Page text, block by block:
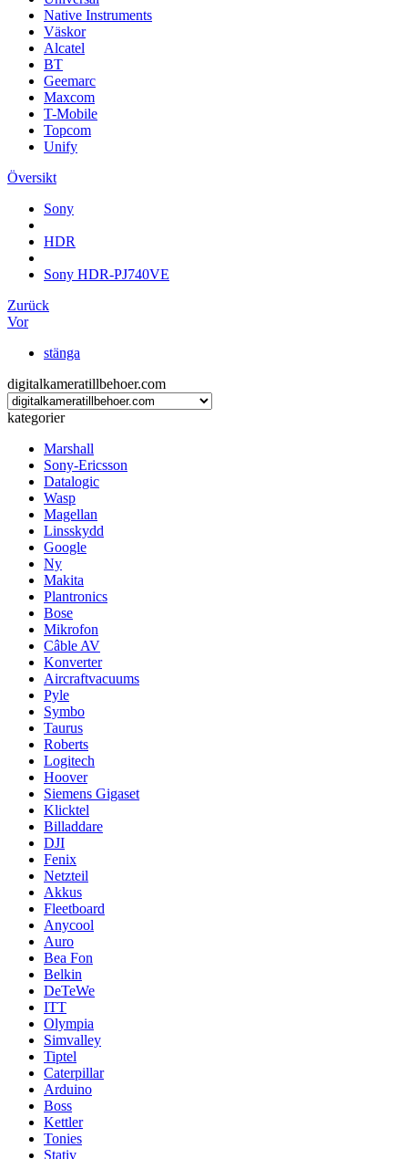
Native Instruments
Väskor
Alcatel
BT
Geemarc
Maxcom
T-Mobile
Topcom
Unify
Översikt
Sony
HDR
Sony HDR-PJ740VE
Zurück
Vor
stänga
digitalkameratillbehoer.com
kategorier
Marshall
Sony-Ericsson
Datalogic
Wasp
Magellan
Linsskydd
Google
Ny
Makita
Plantronics
Bose
Mikrofon
Câble AV
Konverter
Aircraftvacuums
Pyle
Symbo
Taurus
Roberts
Logitech
Hoover
Siemens Gigaset
Klicktel
Billaddare
DJI
Fenix
Netzteil
Akkus
Fleetboard
Anycool
Auro
Bea Fon
Belkin
DeTeWe
ITT
Olympia
Simvalley
Tiptel
Caterpillar
Arduino
Boss
Kettler
Tonies
Stativ